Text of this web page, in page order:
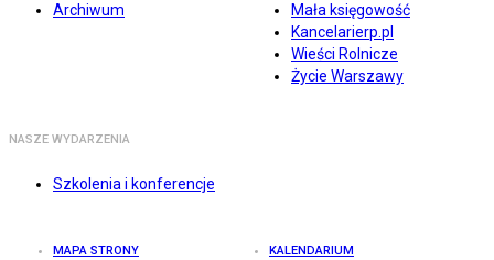
Archiwum
Mała księgowość
Kancelarierp.pl
Wieści Rolnicze
Życie Warszawy
NASZE WYDARZENIA
Szkolenia i konferencje
MAPA STRONY KALENDARIUM